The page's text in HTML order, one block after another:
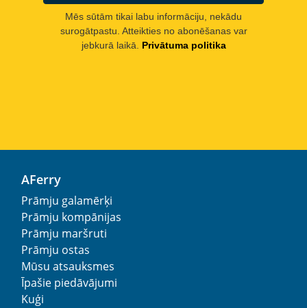
Mēs sūtām tikai labu informāciju, nekādu
surogātpastu. Atteikties no abonēšanas var
jebkurā laikā.
Privātuma politika
AFerry
Prāmju galamērķi
Prāmju kompānijas
Prāmju maršruti
Prāmju ostas
Mūsu atsauksmes
Īpašie piedāvājumi
Kuģi